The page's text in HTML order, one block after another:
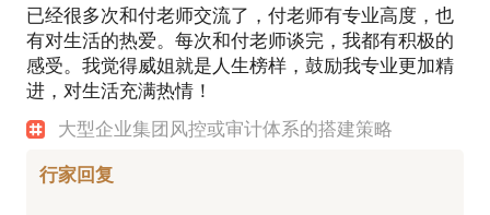
已经很多次和付老师交流了，付老师有专业高度，也
有对生活的热爱。每次和付老师谈完，我都有积极的
感受。我觉得威姐就是人生榜样，鼓励我专业更加精
进，对生活充满热情！
大型企业集团风控或审计体系的搭建策略
行家回复